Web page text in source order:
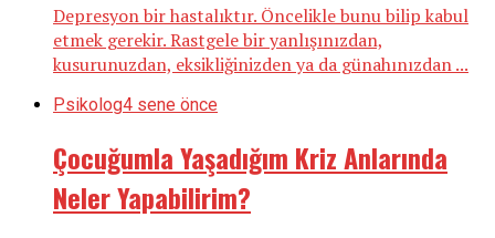
Depresyon bir hastalıktır. Öncelikle bunu bilip kabul
etmek gerekir. Rastgele bir yanlışınızdan,
kusurunuzdan, eksikliğinizden ya da günahınızdan ...
Psikolog4 sene önce
Çocuğumla Yaşadığım Kriz Anlarında
Neler Yapabilirim?